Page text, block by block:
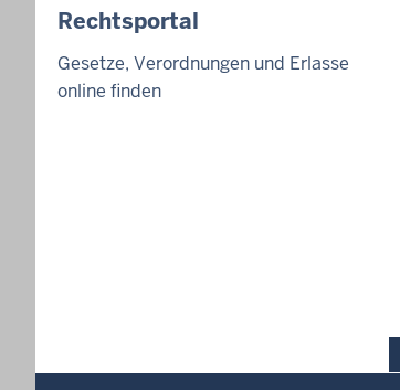
Rechtsportal
Gesetze, Verordnungen und Erlasse
online finden